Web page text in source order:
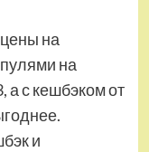
на
на
а с кешбэком от
и